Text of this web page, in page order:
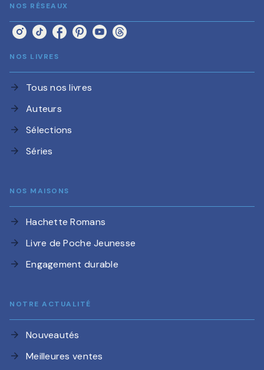
NOS RÉSEAUX
NOS LIVRES
arrow_forward Tous nos livres
arrow_forward Auteurs
arrow_forward Sélections
arrow_forward Séries
NOS MAISONS
arrow_forward Hachette Romans
arrow_forward Livre de Poche Jeunesse
arrow_forward Engagement durable
NOTRE ACTUALITÉ
arrow_forward Nouveautés
arrow_forward Meilleures ventes